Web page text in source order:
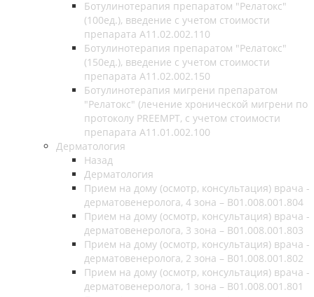
Ботулинотерапия препаратом "Релатокс"
(100ед.), введение с учетом стоимости
препарата А11.02.002.110
Ботулинотерапия препаратом "Релатокс"
(150ед.), введение с учетом стоимости
препарата А11.02.002.150
Ботулинотерапия мигрени препаратом
"Релатокс" (лечение хронической мигрени по
протоколу PREEMPT, с учетом стоимости
препарата А11.01.002.100
Дерматология
Назад
Дерматология
Прием на дому (осмотр, консультация) врача -
дерматовенеролога, 4 зона – B01.008.001.804
Прием на дому (осмотр, консультация) врача -
дерматовенеролога, 3 зона – B01.008.001.803
Прием на дому (осмотр, консультация) врача -
дерматовенеролога, 2 зона – B01.008.001.802
Прием на дому (осмотр, консультация) врача -
дерматовенеролога, 1 зона – B01.008.001.801